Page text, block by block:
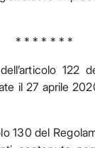
* * * * * * *
122
il 27 aprile
130 del